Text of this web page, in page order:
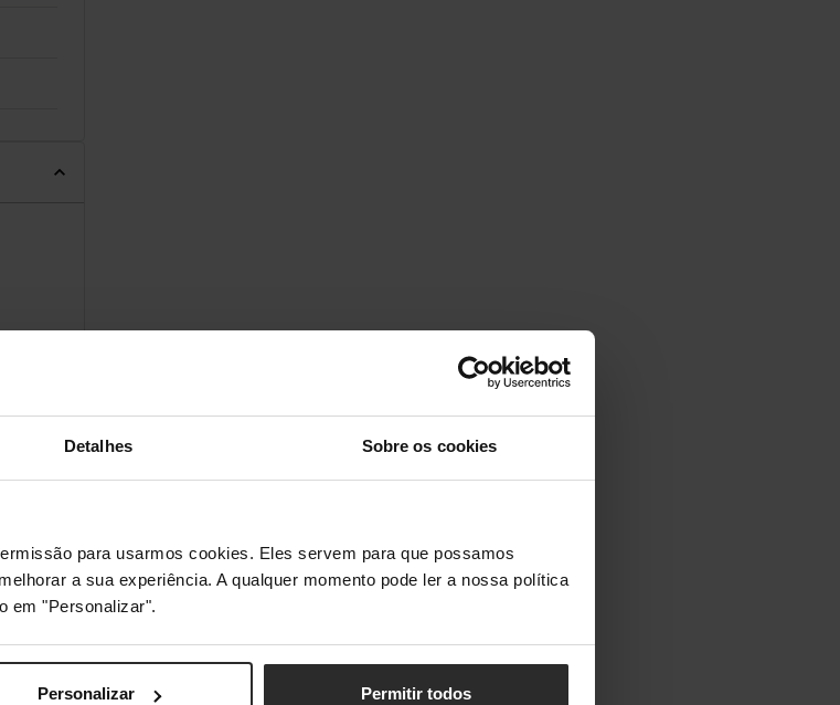
Detalhes Sobre os cookies
para usarmos cookies. Eles servem para que possamos
a sua experiência. A qualquer momento pode ler a nossa política
em "Personalizar".
Personalizar Permitir todos